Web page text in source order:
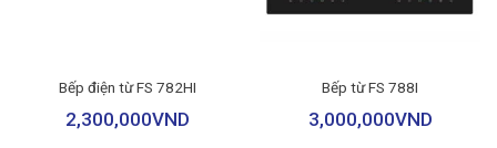
KÍCH THƯỚC
Kích thước sản phẩm
D695xC848xS340 mm
Thiết kế dạng kính vát sang trọng
Bếp điện từ FS 782HI
2,300,000VND
Bếp từ FS 788I
3,000,000VND